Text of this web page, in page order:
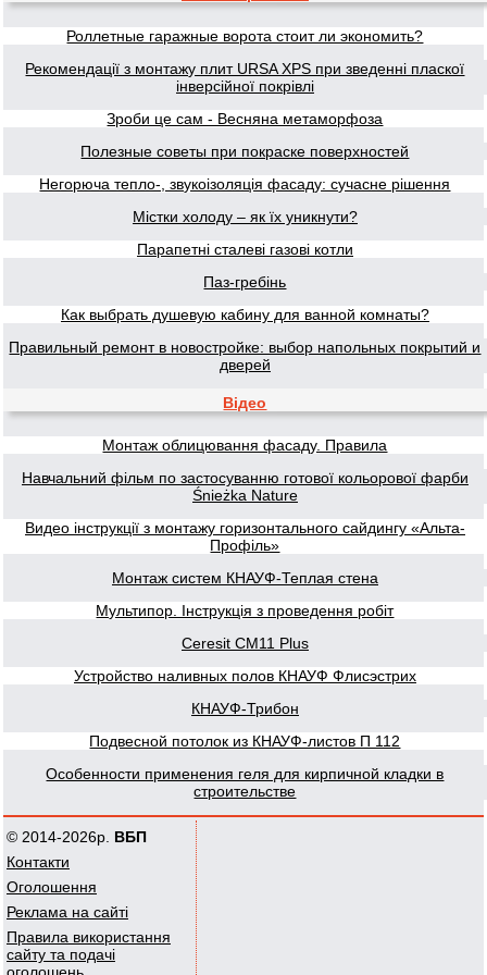
Роллетные гаражные ворота стоит ли экономить?
Рекомендації з монтажу плит URSA XPS при зведенні пласкої
інверсійної покрівлі
Зроби це сам - Весняна метаморфоза
Полезные советы при покраске поверхностей
Негорюча тепло-, звукоізоляція фасаду: сучасне рішення
Містки холоду – як їх уникнути?
Парапетні сталеві газові котли
Паз-гребінь
Как выбрать душевую кабину для ванной комнаты?
Правильный ремонт в новостройке: выбор напольных покрытий и
дверей
Відео
Монтаж облицювання фасаду. Правила
Навчальний фільм по застосуванню готової кольорової фарби
Śnieżka Nature
Видео інструкції з монтажу горизонтального сайдингу «Альта-
Профіль»
Монтаж систем КНАУФ-Теплая стена
Мультипор. Інструкція з проведення робіт
Ceresit CM11 Plus
Устройство наливных полов КНАУФ Флисэстрих
КНАУФ-Трибон
Подвесной потолок из КНАУФ-листов П 112
Особенности применения геля для кирпичной кладки в
строительстве
© 2014-2026р. ВБП
Контакти
Оголошення
Реклама на сайті
Правила використання
сайту та подачі